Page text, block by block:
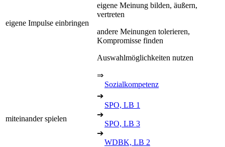
eigene Impulse einbringen
eigene Meinung bilden, äußern,
vertreten
andere Meinungen tolerieren,
Kompromisse finden
Auswahlmöglichkeiten nutzen
⇒
Sozialkompetenz
miteinander spielen
➔
SPO, LB 1
➔
SPO, LB 3
➔
WDBK, LB 2